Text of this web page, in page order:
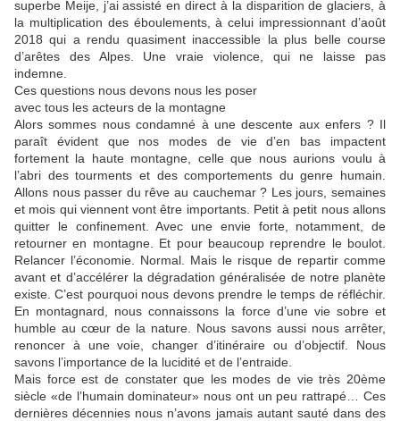
superbe Meije, j’ai assisté en direct à la disparition de glaciers, à
la multiplication des éboulements, à celui impressionnant d’août
2018 qui a rendu quasiment inaccessible la plus belle course
d’arêtes des Alpes. Une vraie violence, qui ne laisse pas
indemne.
Ces questions nous devons nous les poser
avec tous les acteurs de la montagne
Alors sommes nous condamné à une descente aux enfers ? Il
paraît évident que nos modes de vie d’en bas impactent
fortement la haute montagne, celle que nous aurions voulu à
l’abri des tourments et des comportements du genre humain.
Allons nous passer du rêve au cauchemar ? Les jours, semaines
et mois qui viennent vont être importants. Petit à petit nous allons
quitter le confinement. Avec une envie forte, notamment, de
retourner en montagne. Et pour beaucoup reprendre le boulot.
Relancer l’économie. Normal. Mais le risque de repartir comme
avant et d’accélérer la dégradation généralisée de notre planète
existe. C’est pourquoi nous devons prendre le temps de réfléchir.
En montagnard, nous connaissons la force d’une vie sobre et
humble au cœur de la nature. Nous savons aussi nous arrêter,
renoncer à une voie, changer d’itinéraire ou d’objectif. Nous
savons l’importance de la lucidité et de l’entraide.
Mais force est de constater que les modes de vie très 20ème
siècle «de l’humain dominateur» nous ont un peu rattrapé… Ces
dernières décennies nous n’avons jamais autant sauté dans des